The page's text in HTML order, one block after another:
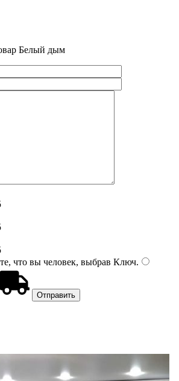
Белый дым
что вы человек, выбрав Ключ.